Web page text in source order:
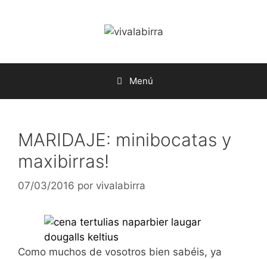
Menú
MARIDAJE: minibocatas y
maxibirras!
07/03/2016 por vivalabirra
Como muchos de vosotros bien sabéis, ya